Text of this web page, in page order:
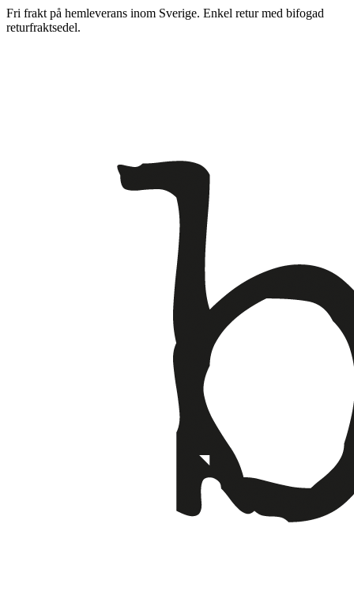
Fri frakt på hemleverans inom Sverige. Enkel retur med bifogad
returfraktsedel.